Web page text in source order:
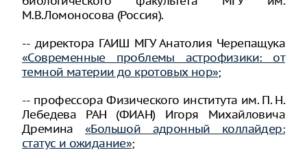
М.В.Ломоносова (Россия).
-- директора ГАИШ МГУ Анатолия Черепащука
«Современные проблемы астрофизики: от
темной материи до кротовых нор»;
-- профессора Физического института им. П. Н.
Лебедева РАН (ФИАН) Игоря Михайловича
Дремина«Большой адронный коллайдер:
статус и ожидание»;